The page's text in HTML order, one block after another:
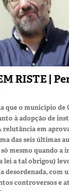
RISTE |
que o município de
à adopção de
relutância em
das seis últimas
mesmo quando a
a tal obrigou)
desordenada, com
controversos e